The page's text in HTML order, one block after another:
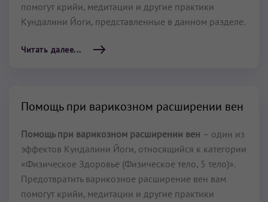
помогут крийи, медитации и другие практики
Кундалини Йоги, представленные в данном разделе.
Читать далее...
Помощь при варикозном расширении вен
Помощь при варикозном расширении вен – один из
эффектов Кундалини Йоги, относящийся к категории
«Физическое Здоровье (Физическое тело, 5 тело)».
Предотвратить варикозное расширение вен вам
помогут крийи, медитации и другие практики